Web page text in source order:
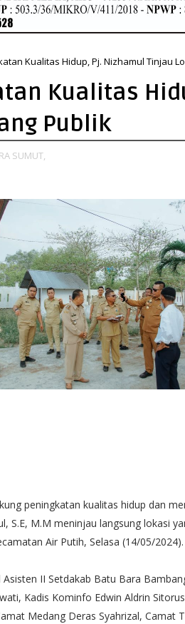
Kualitas Hidup, Pj. Nizhamul Tinjau
Kualitas
Publik
SUMUT,
peningkatan kualitas hidup dan
S.E, M.M meninjau langsung lokasi
Air Putih, Selasa (14/05/2024).
II Setdakab Batu Bara
Kadis Kominfo Edwin Aldrin
Medang Deras Syahrizal, Camat